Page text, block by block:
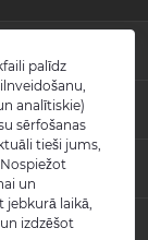
palīdz
analītiskie)
sērfošanas
tieši jums,
un
jebkurā laikā,
izdzēšot